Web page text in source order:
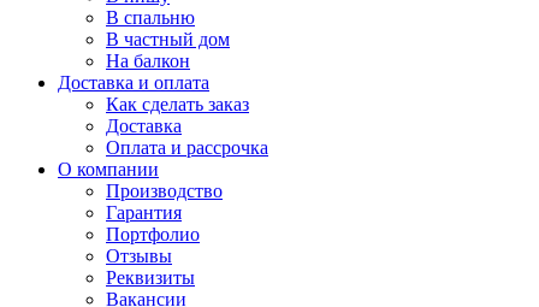
В спальню
В частный дом
На балкон
Доставка и оплата
Как сделать заказ
Доставка
Оплата и рассрочка
О компании
Производство
Гарантия
Портфолио
Отзывы
Реквизиты
Вакансии